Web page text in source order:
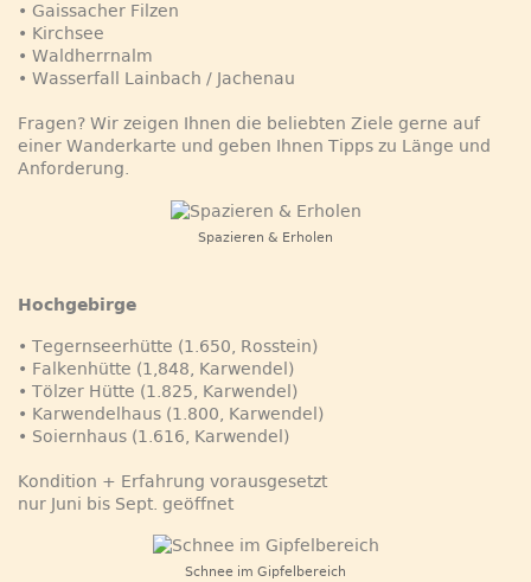
• Gaissacher Filzen
• Kirchsee
• Waldherrnalm
• Wasserfall Lainbach / Jachenau
Fragen? Wir zeigen Ihnen die beliebten Ziele gerne auf
einer Wanderkarte und geben Ihnen Tipps zu Länge und
Anforderung.
Spazieren & Erholen
Hochgebirge
• Tegernseerhütte (1.650, Rosstein)
• Falkenhütte (1,848, Karwendel)
• Tölzer Hütte (1.825, Karwendel)
• Karwendelhaus (1.800, Karwendel)
• Soiernhaus (1.616, Karwendel)
Kondition + Erfahrung vorausgesetzt
nur Juni bis Sept. geöffnet
Schnee im Gipfelbereich